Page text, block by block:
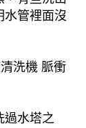
管裡面沒
洗機 脈衝
過水塔之